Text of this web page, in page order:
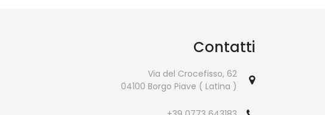
Contatti
Via del Crocefisso, 62
04100 Borgo Piave ( Latina )